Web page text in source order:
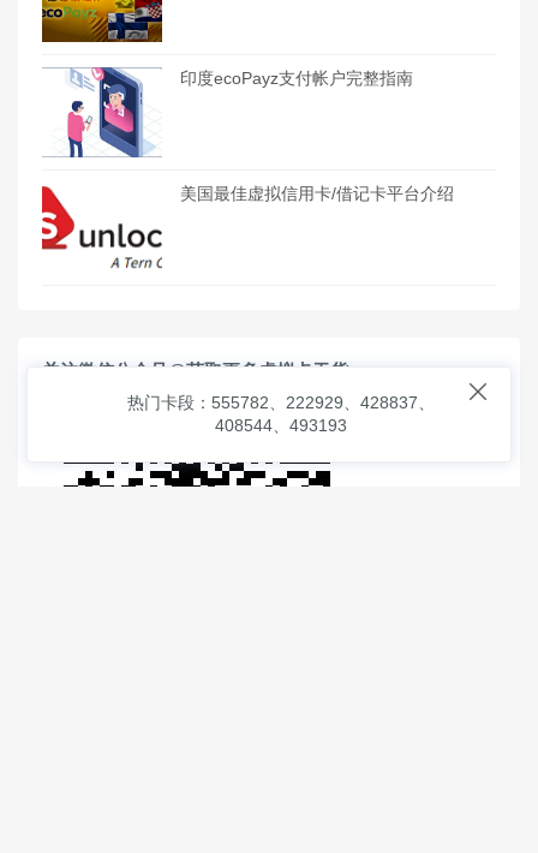
印度ecoPayz支付帐户完整指南
美国最佳虚拟信用卡/借记卡平台介绍
关注微信公众号@获取更多虚拟卡干货

热门卡段：555782、222929、428837、
408544、493193